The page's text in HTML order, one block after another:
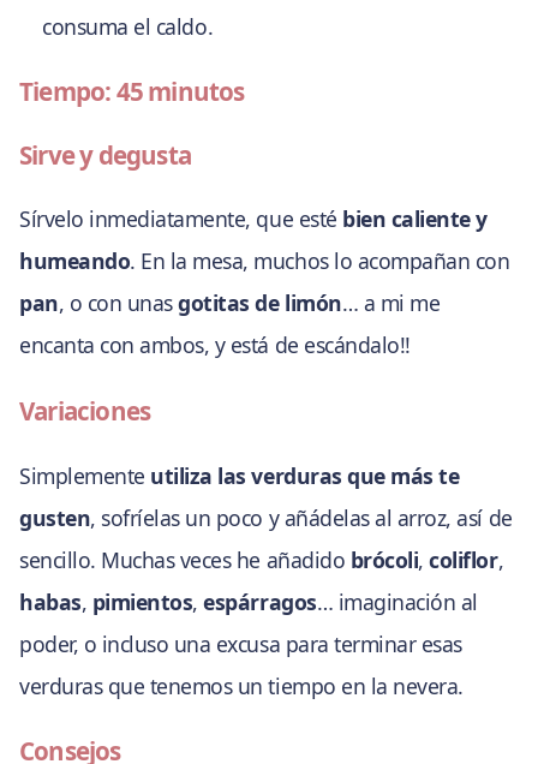
consuma el caldo.
Tiempo: 45 minutos
Sirve y degusta
Sírvelo inmediatamente, que esté bien caliente y
humeando. En la mesa, muchos lo acompañan con
pan, o con unasgotitas de limón… a mi me
encanta con ambos, y está de escándalo!!
Variaciones
Simplemente utiliza las verduras que más te
gusten, sofríelas un poco y añádelas al arroz, así de
sencillo. Muchas veces he añadido brócoli,coliflor,
habas, pimientos,espárragos… imaginación al
poder, o incluso una excusa para terminar esas
verduras que tenemos un tiempo en la nevera.
Consejos